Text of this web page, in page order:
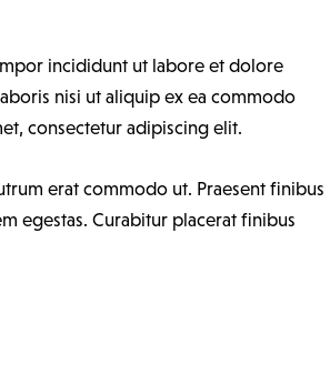
incididunt ut labore et dolore
nisi ut aliquip ex ea commodo
consectetur adipiscing elit.
erat commodo ut. Praesent finibus
egestas. Curabitur placerat finibus